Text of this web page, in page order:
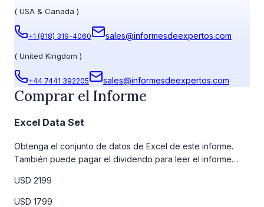
( USA & Canada )
+1 (818) 319-4060 sales@informesdeexpertos.com
( United Kingdom )
+44 7441 392205 sales@informesdeexpertos.com
Comprar el Informe
Excel Data Set
Obtenga el conjunto de datos de Excel de este informe.
También puede pagar el dividendo para leer el informe
la tabla de precios a continuación.
USD 2199
USD 1799